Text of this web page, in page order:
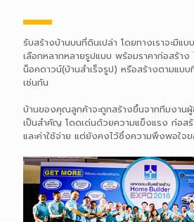
รับสร้างบ้านบนที่ดินเปล่า โดยทางเราจะมีแบ
น็อคดาวน์(บ้านสำเร็จรูป) หรือสร้างตามแบบ
เช่นกัน
บ้านของคุณลูกค้าจะถูกสร้างขึ้นจากทีมงาน
และค่าใช้จ่าย แต่ยังคงไว้ซึ่งความพึงพอใจ
รับสร้างบ้านบนที่ดินเปล่า โดยทางเราจะมีแ
เลือกหลากหลายรูปแบบ พร้อมราคาก่อสร้าง
น็อคดาวน์(บ้านสำเร็จรูป) หรือสร้างตามแบ
เช่นกัน
บ้านของคุณลูกค้าจะถูกสร้างขึ้นจากทีมงาน
เป็นสำคัญ โดดเด่นด้วยความแข็งแรง ก่อสร้
และค่าใช้จ่าย แต่ยังคงไว้ซึ่งความพึงพอใจ